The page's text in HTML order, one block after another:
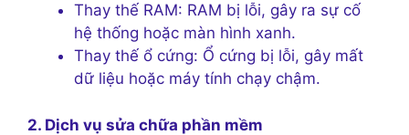
Thay thế RAM: RAM bị lỗi, gây ra sự cố
hệ thống hoặc màn hình xanh.
Thay thế ổ cứng: Ổ cứng bị lỗi, gây mất
dữ liệu hoặc máy tính chạy chậm.
2. Dịch vụ sửa chữa phần mềm